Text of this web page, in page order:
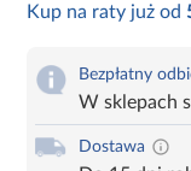
Kup na raty już od
Bezpłatny
W sklepach
Dostawa